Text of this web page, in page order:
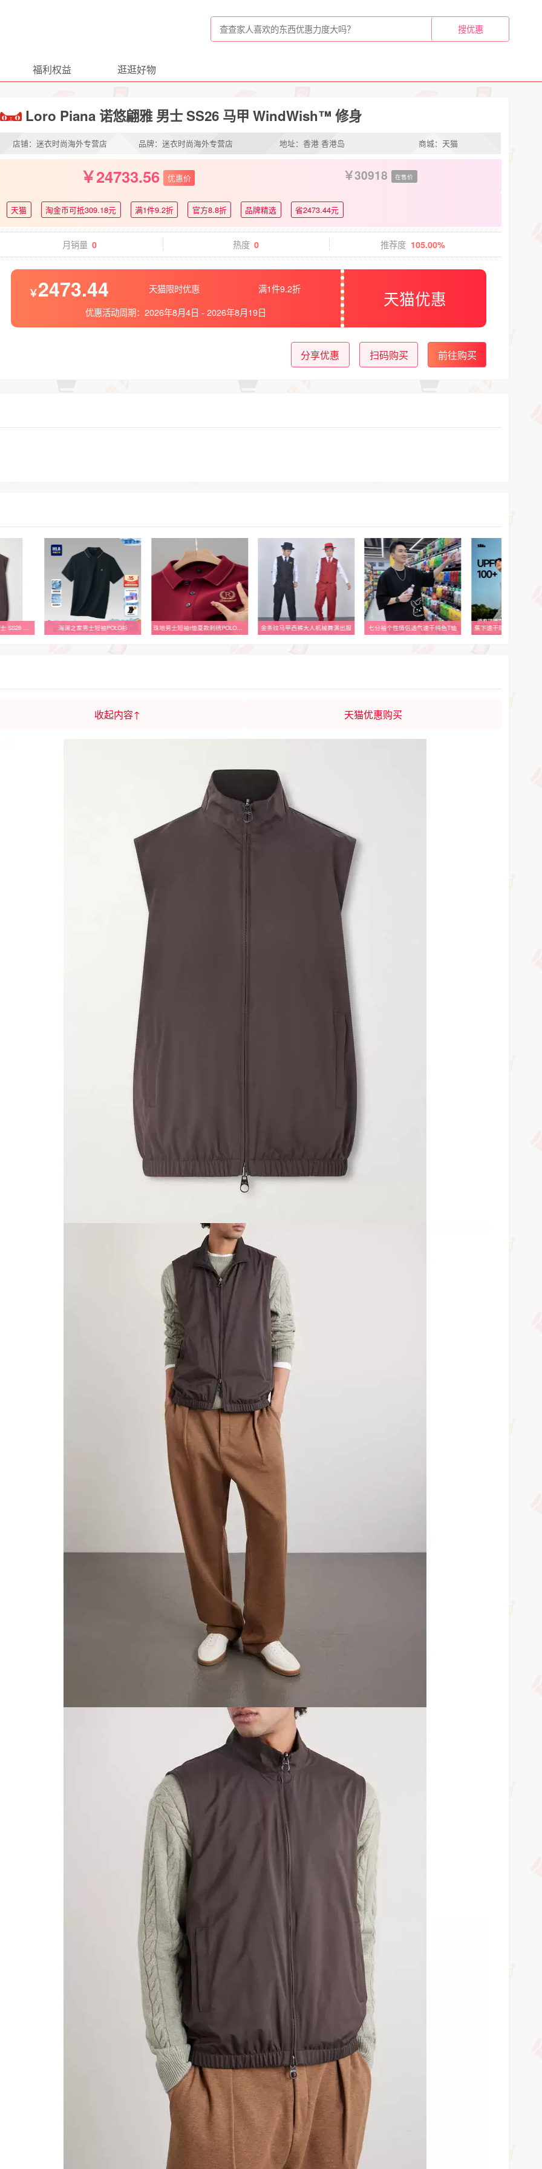
福利权益 逛逛好物
Loro Piana 诺悠翩雅 男士 SS26 马甲 WindWish™ 修身
店铺：迷衣时尚海外专营店 品牌：迷衣时尚海外专营店 地址：香港 香港岛 商城：天猫
24733.56 优惠价 30918 在售价
天猫 淘金币可抵309.18元 满1件9.2折 官方8.8折 品牌精选 省2473.44元
月销量 0 热度 0 推荐度 105.00%
2473.44 天猫限时优惠
满1件9.2折
优惠活动周期： 2026年8月4日 - 2026年8月19日
天猫优惠
分享优惠 扫码购买 前往购买
Loro Piana 诺悠翩雅 男士 SS26 马甲 WindWish™ 修身 海澜之家男士短袖POLO衫 珠地男士短袖t恤夏款刺绣POLO衫外贸原单宽松休闲纯色中年上衣潮 金条纹马甲西裤大人机械舞演出服 七分袖个性情侣透气速干纯色T恤 蕉下速干防晒衣男全网
收起内容↑ 天猫优惠购买